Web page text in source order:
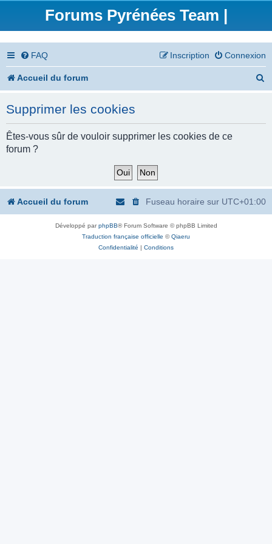
Forums Pyrénées Team |
FAQ Connexion
Inscription
Accueil du forum
c
Supprimer les cookies
Êtes-vous sûr de vouloir supprimer les cookies de ce
forum ?
Accueil du forum Fuseau horaire sur UTC+01:00
Développé parphpBB® Forum Software © phpBB Limited
Traduction française officielle ©Qiaeru
Confidentialité | Conditions